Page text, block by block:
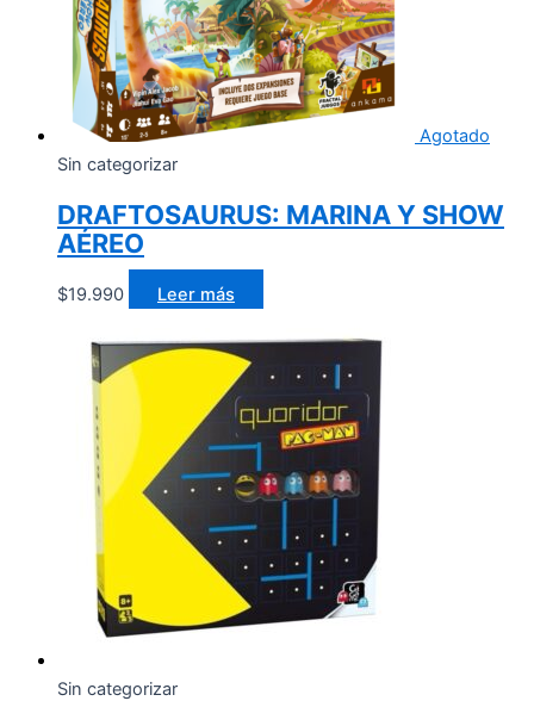
Agotado
Sin categorizar
DRAFTOSAURUS: MARINA Y SHOW
AÉREO
$19.990 Leer más
Sin categorizar